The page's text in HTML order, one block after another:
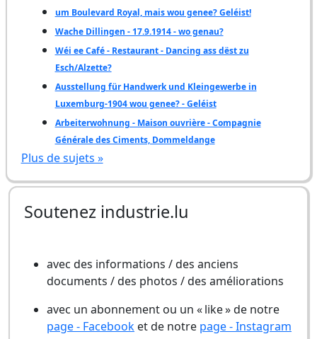
um Boulevard Royal, mais wou genee? Geléist!
Wache Dillingen - 17.9.1914 - wo genau?
Wéi ee Café - Restaurant - Dancing ass dëst zu
Esch/Alzette?
Ausstellung für Handwerk und Kleingewerbe in
Luxemburg-1904 wou genee? - Geléist
Arbeiterwohnung - Maison ouvrière - Compagnie
Générale des Ciments, Dommeldange
Plus de sujets »
Soutenez industrie.lu
avec des informations / des anciens
documents / des photos / des améliorations
avec un abonnement ou un « like » de notre
page - Facebook et de notre page - Instagram